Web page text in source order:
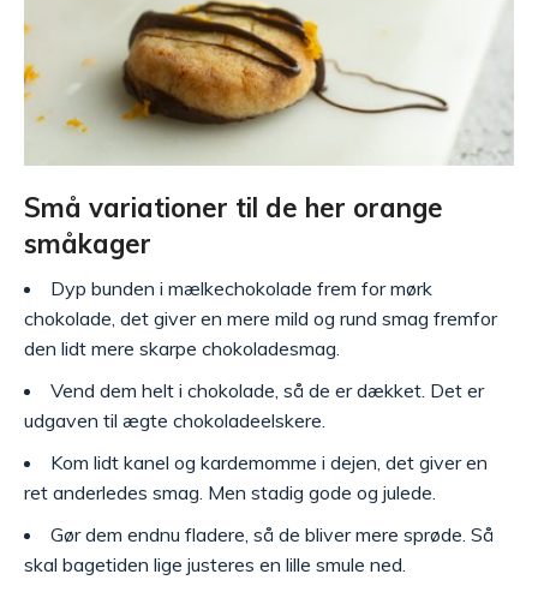
Små variationer til de her orange
småkager
Dyp bunden i mælkechokolade frem for mørk
chokolade, det giver en mere mild og rund smag fremfor
den lidt mere skarpe chokoladesmag.
Vend dem helt i chokolade, så de er dækket. Det er
udgaven til ægte chokoladeelskere.
Kom lidt kanel og kardemomme i dejen, det giver en
ret anderledes smag. Men stadig gode og julede.
Gør dem endnu fladere, så de bliver mere sprøde. Så
skal bagetiden lige justeres en lille smule ned.